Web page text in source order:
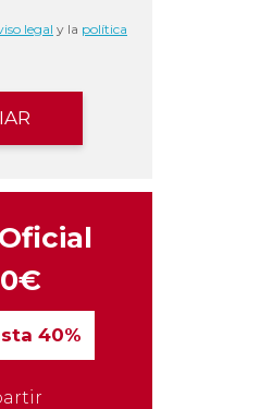
legal y la política
40%